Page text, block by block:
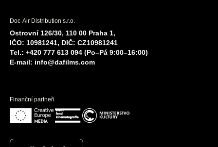
Doc-Air Distribution s.r.o.
Ostrovní 126/30, 110 00 Praha 1,
IČO: 10981241, DIČ: CZ10981241
Tel.: +420 777 613 094 (Po–Pá 9:00–16:00)
E-mail: info@dafilms.com
Finanční partneři